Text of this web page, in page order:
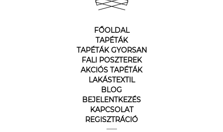
FŐOLDAL
TAPÉTÁK
TAPÉTÁK GYORSAN
FALI POSZTEREK
AKCIÓS TAPÉTÁK
LAKÁSTEXTIL
BLOG
BEJELENTKEZÉS
KAPCSOLAT
REGISZTRÁCIÓ